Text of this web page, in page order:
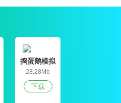
人们筋疲力尽。
的任何地方都是你的天堂。
捣蛋鹅模拟
器中文版
28.28Mb
下载